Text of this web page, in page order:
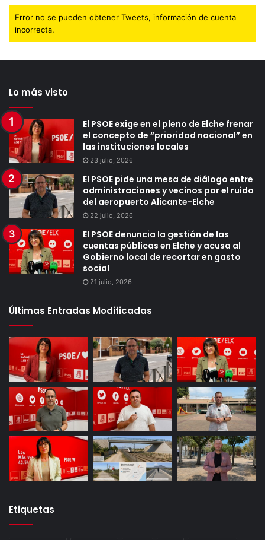
Error no se pueden obtener Tweets, información de cuenta
incorrecta.
Lo más visto
El PSOE exige en el pleno de Elche frenar
el concepto de “prioridad nacional” en
las instituciones locales
23 julio, 2026
El PSOE pide una mesa de diálogo entre
administraciones y vecinos por el ruido
del aeropuerto Alicante-Elche
22 julio, 2026
El PSOE denuncia la gestión de las
cuentas públicas en Elche y acusa al
Gobierno local de recortar en gasto
social
21 julio, 2026
Últimas Entradas Modificadas
Etiquetas